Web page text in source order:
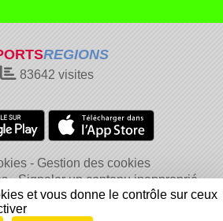
REGIONS
83642 visites
Gestion des cookies
Signaler un contenu inapproprié
et vous donne le contrôle sur ceux